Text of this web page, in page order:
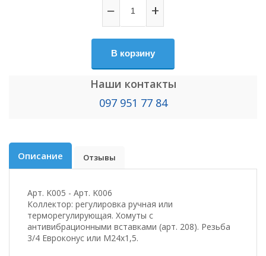
− +
В корзину
Наши контакты
097 951 77 84
Описание Отзывы
Арт. K005 - Арт. K006
Коллектор: регулировка ручная или
терморегулирующая. Хомуты с
антивибрационными вставками (арт. 208). Резьба
3/4 Евроконус или M24x1,5.